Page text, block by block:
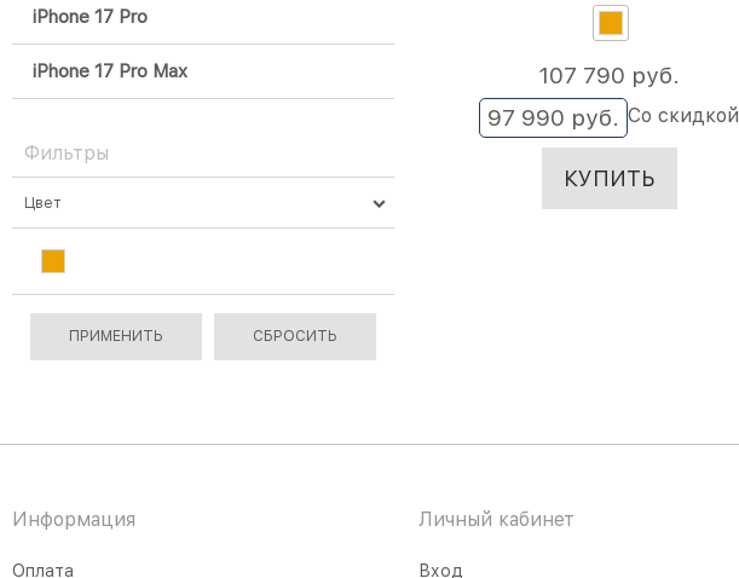
iPhone 17 Pro
iPhone 17 Pro Max
Фильтры
Цвет
97 990 руб. Со скидкой
107 790 руб.
КУПИТЬ
Информация
Оплата
Личный кабинет
Вход